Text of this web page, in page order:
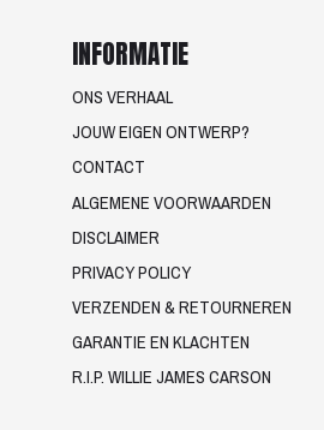
INFORMATIE
ONS VERHAAL
JOUW EIGEN ONTWERP?
CONTACT
ALGEMENE VOORWAARDEN
DISCLAIMER
PRIVACY POLICY
VERZENDEN & RETOURNEREN
GARANTIE EN KLACHTEN
R.I.P. WILLIE JAMES CARSON